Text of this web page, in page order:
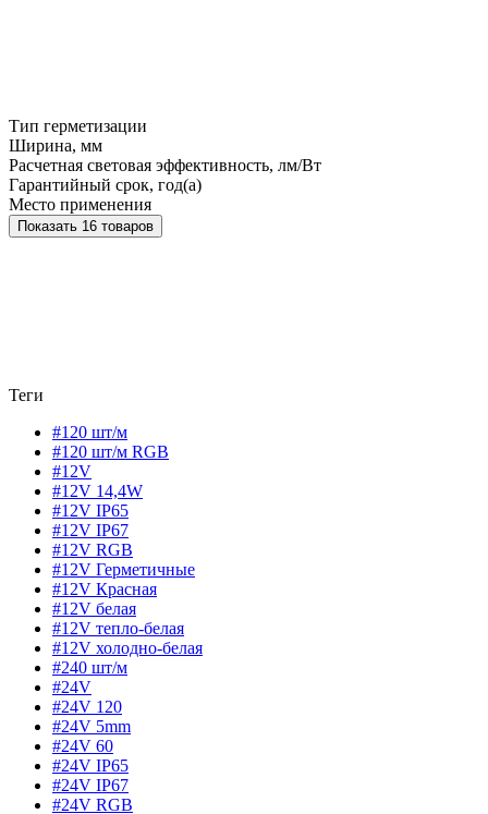
Тип герметизации
Ширина, мм
Расчетная световая эффективность, лм/Вт
Гарантийный срок, год(а)
Место применения
Показать 16 товаров
Теги
#120 шт/м
#120 шт/м RGB
#12V
#12V 14,4W
#12V IP65
#12V IP67
#12V RGB
#12V Герметичные
#12V Красная
#12V белая
#12V тепло-белая
#12V холодно-белая
#240 шт/м
#24V
#24V 120
#24V 5mm
#24V 60
#24V IP65
#24V IP67
#24V RGB